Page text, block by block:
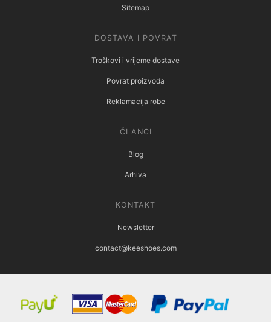
Sitemap
DOSTAVA I POVRAT
Troškovi i vrijeme dostave
Povrat proizvoda
Reklamacija robe
ČLANCI
Blog
Arhiva
KONTAKT
Newsletter
contact@keeshoes.com